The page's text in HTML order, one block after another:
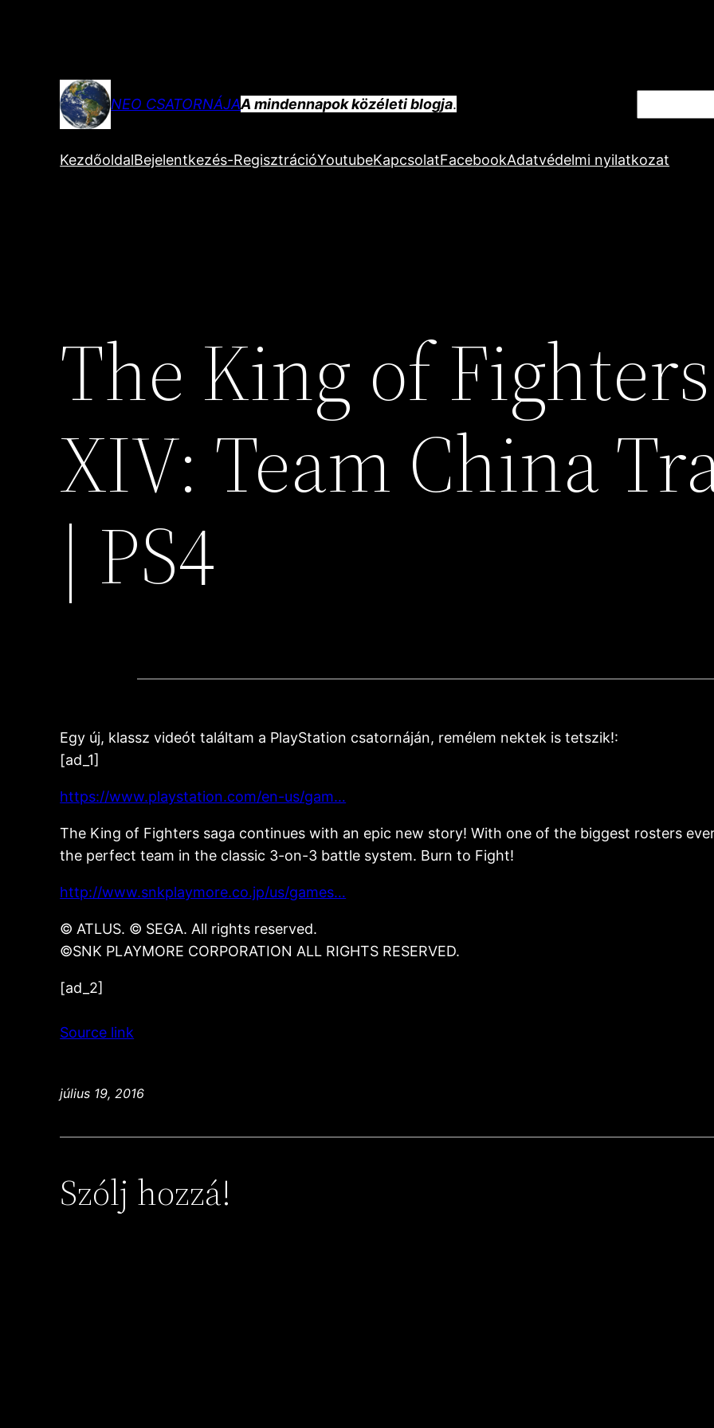
NEO CSATORNÁJAA mindennapok közéleti blogja.
KezdőoldalBejelentkezés-RegisztrációYoutubeKapcsolatFacebookAdatvédelmi nyilatkozat
The King of Fighters
XIV: Team China
| PS4
Egy új, klassz videót találtam a PlayStation csatornáján, remélem nektek is tetszik!:
[ad_1]
https://www.playstation.com/en-us/gam…
The King of Fighters saga continues with an epic new story! With one of the biggest rosters
the perfect team in the classic 3-on-3 battle system. Burn to Fight!
http://www.snkplaymore.co.jp/us/games…
© ATLUS. © SEGA. All rights reserved.
©SNK PLAYMORE CORPORATION ALL RIGHTS RESERVED.
[ad_2]
Source link
július 19, 2016
Szólj hozzá!